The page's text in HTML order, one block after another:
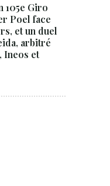
105e Giro
Poel face
et un duel
arbitré
Ineos et